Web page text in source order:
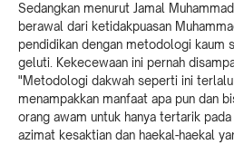
Sedangkan menurut Jamal
berawal dari ketidakpuasan
pendidikan dengan metodologi kaum
geluti. Kekecewaan ini pernah
"Metodologi dakwah seperti ini
menampakkan manfaat apa pun dan
orang awam untuk hanya tertarik
azimat kesaktian dan haekal-haekal